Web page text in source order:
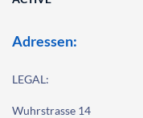
Adressen:
LEGAL:
Wuhrstrasse 14